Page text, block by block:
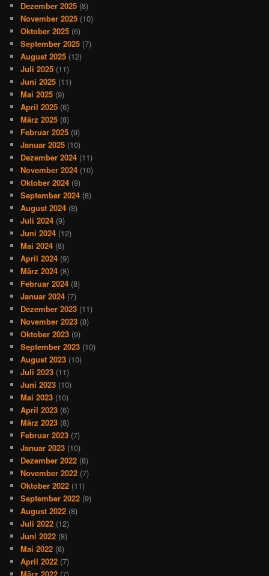
Dezember 2025 (8)
November 2025 (10)
Oktober 2025 (6)
September 2025 (7)
August 2025 (12)
Juli 2025 (11)
Juni 2025 (11)
Mai 2025 (9)
April 2025 (6)
März 2025 (8)
Februar 2025 (9)
Januar 2025 (10)
Dezember 2024 (11)
November 2024 (10)
Oktober 2024 (9)
September 2024 (8)
August 2024 (8)
Juli 2024 (9)
Juni 2024 (12)
Mai 2024 (8)
April 2024 (9)
März 2024 (8)
Februar 2024 (8)
Januar 2024 (7)
Dezember 2023 (11)
November 2023 (8)
Oktober 2023 (9)
September 2023 (10)
August 2023 (10)
Juli 2023 (11)
Juni 2023 (10)
Mai 2023 (10)
April 2023 (6)
März 2023 (8)
Februar 2023 (7)
Januar 2023 (10)
Dezember 2022 (8)
November 2022 (7)
Oktober 2022 (11)
September 2022 (9)
August 2022 (8)
Juli 2022 (12)
Juni 2022 (8)
Mai 2022 (8)
April 2022 (7)
März 2022 (7)